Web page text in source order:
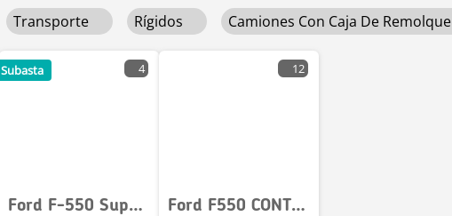
Transporte Rígidos Camiones Con Caja De Remolque
4
Ford F-550 Super Duty
Subasta 12
Ford F550 CONTRACTOR